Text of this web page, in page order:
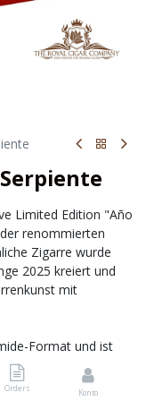
Orders Konto
Limited Edition "Año
renommierten
Zigarre wurde
2025 kreiert und
mit
Format und ist
komponierte
Honduras,